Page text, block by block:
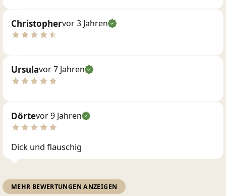
Christophervor 3 Jahren
Ursulavor 7 Jahren
Dörtevor 9 Jahren
Dick und flauschig
MEHR BEWERTUNGEN ANZEIGEN